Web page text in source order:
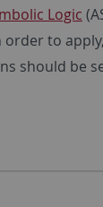
Logic
order to
should be